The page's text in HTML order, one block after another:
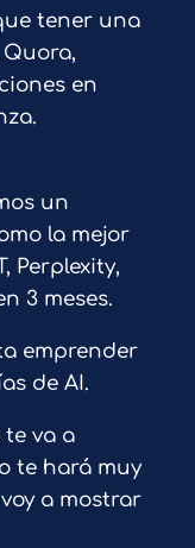
tener una
en
un
la mejor
Perplexity,
3 meses.
emprender
de AI.
te va a
te hará muy
a mostrar